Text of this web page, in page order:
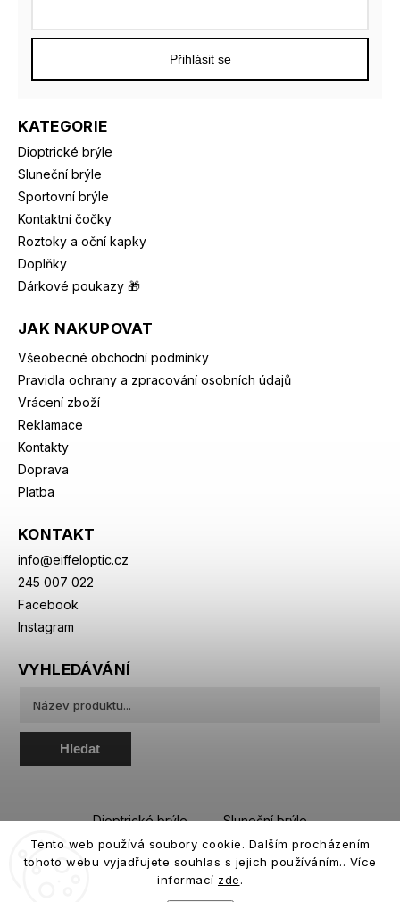
Tento web používá soubory cookie. Dalším procházením
tohoto webu vyjadřujete souhlas s jejich používáním.. Více
informací zde.
KATEGORIE
Dioptrické brýle
Sluneční brýle
Sportovní brýle
Kontaktní čočky
Roztoky a oční kapky
Doplňky
Dárkové poukazy 🎁
JAK NAKUPOVAT
Všeobecné obchodní podmínky
Pravidla ochrany a zpracování osobních údajů
Vrácení zboží
Reklamace
Kontakty
Doprava
Platba
KONTAKT
info@eiffeloptic.cz
245 007 022
Facebook
Instagram
Přihlásit se
VYHLEDÁVÁNÍ
Hledat
Dioptrické brýle
Sluneční brýle
Sportovní brýle
Kontaktní čočky
Roztoky a oční kapky